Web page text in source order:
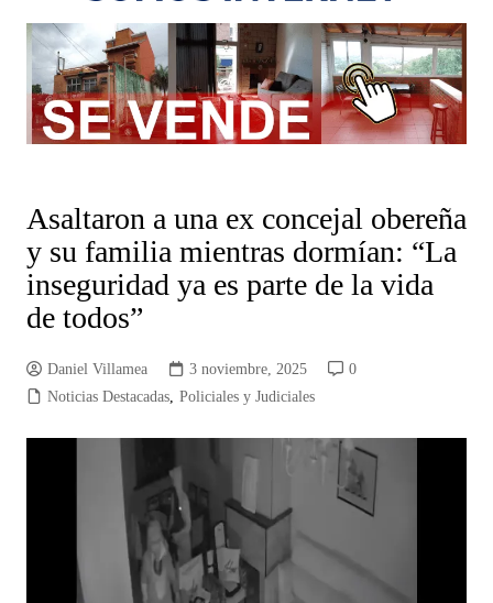
Asaltaron a una ex concejal obereña
y su familia mientras dormían: “La
inseguridad ya es parte de la vida
de todos”
Daniel Villamea 3 noviembre, 2025
0
Noticias Destacadas, Policiales y Judiciales